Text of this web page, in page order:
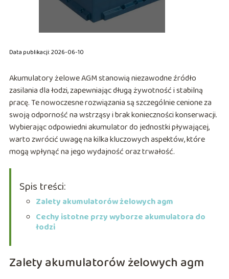
Data publikacji: 2026-06-10
Akumulatory żelowe AGM stanowią niezawodne źródło
zasilania dla łodzi, zapewniając długą żywotność i stabilną
pracę. Te nowoczesne rozwiązania są szczególnie cenione za
swoją odporność na wstrząsy i brak konieczności konserwacji.
Wybierając odpowiedni akumulator do jednostki pływającej,
warto zwrócić uwagę na kilka kluczowych aspektów, które
mogą wpłynąć na jego wydajność oraz trwałość.
Spis treści:
Zalety akumulatorów żelowych agm
Cechy istotne przy wyborze akumulatora do
łodzi
Zalety akumulatorów żelowych agm